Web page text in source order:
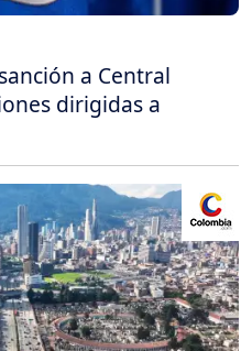
a Central
dirigidas a